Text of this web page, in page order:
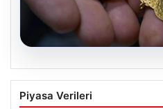
Altın fiyatları canlı
fiyatları ne kadar
Piyasa Verileri